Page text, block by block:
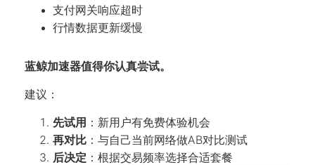
支付网关响应超时
行情数据更新缓慢
蓝鲸加速器值得你认真尝试。
建议：
先试用 ：新用户有免费体验机会
再对比 ：与自己当前网络做AB对比测试
后决定 ：根据交易频率选择合适套餐